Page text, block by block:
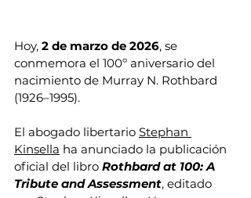
Hoy, 2 de marzo de 2026, se
conmemora el 100º aniversario del
nacimiento de Murray N. Rothbard
(1926–1995).
El abogado libertario Stephan
Kinsella ha anunciado la publicación
oficial del libro Rothbard at 100: A
Tribute and Assessment, editado